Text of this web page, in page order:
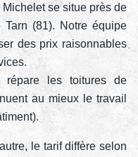
Michelet se situe près de
(81). Notre équipe
des prix raisonnables
répare les toitures de
au mieux le travail
le tarif diffère selon